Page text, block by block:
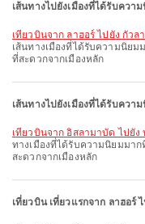
เส้นทางไปยังเมืองที่ได้รับควา
เที่ยวบินจาก ลาฮอร์ ไปยัง กัวล
เส้นทางเมืองที่ได้รับความนิยม
ที่สะดวกจากเมืองหลัก
เส้นทางไปยังเมืองที่ได้รับควา
เที่ยวบินจาก อิสลามาบัด ไปยัง
ทางเมืองที่ได้รับความนิยมมาก
สะดวกจากเมืองหลัก
เที่ยวบิน เที่ยวแรกจาก ลาฮอร์